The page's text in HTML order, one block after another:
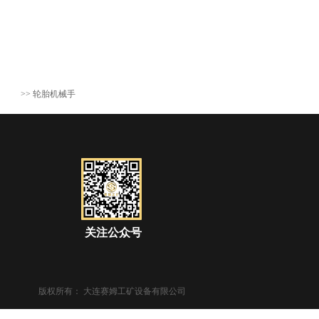
>> 轮胎机械手
版权所有： 大连赛姆工矿设备有限公司
关注公众号